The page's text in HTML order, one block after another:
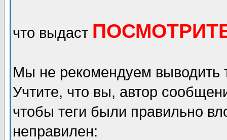
что выдаст
Мы не рекомендуем выводить
Учтите, что вы, автор
чтобы теги были правильно
неправилен: